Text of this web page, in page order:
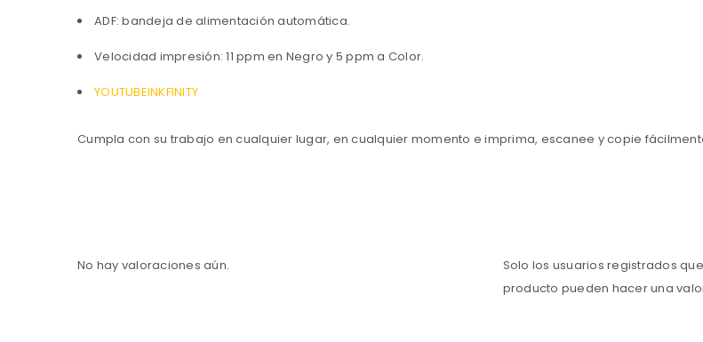
ADF: bandeja de alimentación automática.
Velocidad impresión: 11 ppm en Negro y 5 ppm a Color.
YOUTUBEINKFINITY
Cumpla con su trabajo en cualquier lugar, en cualquier momento e imprima, escanee y copie
No hay valoraciones aún.
Solo los usuarios registrados
producto pueden hacer una